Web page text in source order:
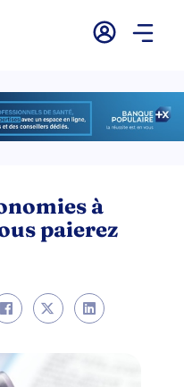
à
paierez